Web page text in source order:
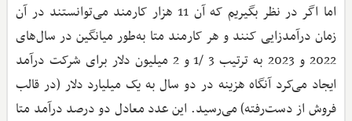
اما اگر در نظر بگیریم که آن 11 هزار کارمند می‌توانستند در آن
زمان درآمدزایی کنند و هر کارمند متا به‌طور میانگین در سال‌های
2022 و 2023 به ترتیب 3 /1 و 2 میلیون دلار برای شرکت در‌آمد
ایجاد می‌کرد آنگاه هزینه در دو سال به یک میلیارد دلار (در قالب
فروش از دست‌رفته) می‌رسید. این عدد معادل دو درصد درآمد متا